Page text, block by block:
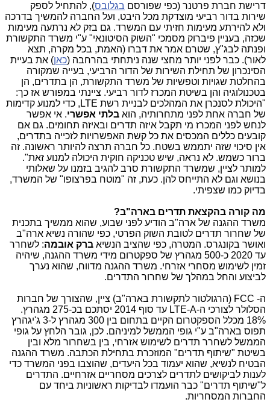
דרישת חברת פרטנר (כפי שפורסם בגלובס), להתחיל לספק
שירות בדור רביעי מוצדקת מכל היבט, ועל החברה להמשיך בדרכה
ולא להירתע מעימות חזיתי עם המשרד. גם בזק לא נרתעה מעימות
שכזה, בעניין פיברוק מסמכי "השוק הסיטונאי" ע"י משרד התקשורת
ופנתה לבג"ץ, שטרם אמר את דברו (האמת, בכל מקרה, תצא
לאור). כבר לפני יותר מחצי שנה ניתחתי בהרחבה (כאן) את בעיית
הסינכרון של תחילת השירות של הדור הרביעי, בעייה שמקורה
בהחלטת שגויות וטפשיות של משרד התקשורת, הן בתדרים, הן
בטכנולוגיה והן בשיטת המכרז לדור רביעי. ציינתי במפורש אז כך:
"היכולת לסנכרן את המהלכים לבניית רשת LTE, כדי למנוע קדימות
של חברה אחת לפני מתחרותיה, הוא בלתי אפשרי. אי אפשר
לנחש לפני המכרז מי תקבל איזה תדרים ובאיזה תחומים. גם אם
קובעים כללים המכסים את כל קשת האפשרויות לזכייה בתדרים,
אין סיכוי שזה יתממש בשטח. כל חברה תרצה להיותר ראשונה. זה
ברור כשמש. לא נראה, שיש טכניקה חוקית היכולה למנוע זאת".
למותר לציין, שמשרד התקשורת סרב להגיב בזמנו על שאלותי
בנושא וגם לא התייחס להן. כעת, זה "מוטח בפרצופו" של המשרד,
בדיוק כמו שצפיתי.
מה קורה בהקצאת תדרים בארה"ב?
משרד ההגנה של ארה"ב הודיע לפני שבוע, שהוא ממשיך בתכנית
של שחרור תדרים לטובת השוק הפרטי, כפי שהורה נשיא ארה"ב
ואושר בקונגרס. המטרה, כפי שהציב הנשיא ברק אובמה: לשחרר
עד 2020 כ-500 מגהרץ של ספקטרום מידי משרד ההגנה, שיהיה
זמין לשימוש מסחרי אזרחי. משרד ההגנה מדווח, שהוא נערך
לביצוע והחל במהלך של שחרור התדרים.
ה- FCC (הרגולטור לתקשורת בארה"ב) ציין, שהצורך של חברות
הסלולר לצורכי ה-LTE-A עד סוף 2014 יסתכם בכ-275 מגהרץ.
18% מכלל הספקטרום הקיים בתחום בין 300 מגהרץ ל-3 ג'יגהרץ
תפוס בארה"ב ע"י גופי הממשל למיניהם. לכן, גובר הלחץ על גופי
הממשל לשחרר תדרים לשימוש אזרחי, בין בשחרור מלא ובין
בשיטת "שיתוף תדרים" המוזכרת בתחילת הכתבה. משרד ההגנה
הבטיח לנשיא, שהוא יעמוד בכל היעדים, שהוצבו בפני המשרד כדי
לענות לביקושים לתדרים לצרכים מסחריים אזרחיים. התדרים
ל"שיתוף תדרים" כבר הועמדו לבדיקות ראשוניות ביחד עם
החברות המסחריות.